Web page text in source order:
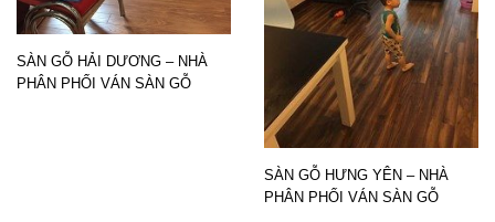
SÀN GỖ HẢI DƯƠNG – NHÀ
PHÂN PHỐI VÁN SÀN GỖ
SÀN GỖ HƯNG YÊN – NHÀ
PHÂN PHỐI VÁN SÀN GỖ